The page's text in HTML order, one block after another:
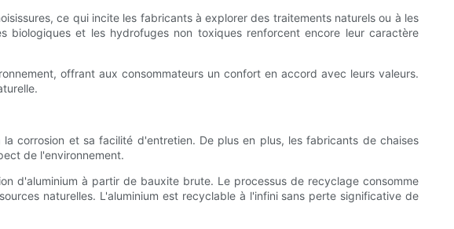
ce qui incite les fabricants à explorer des traitements naturels ou à les
biologiques et les hydrofuges non toxiques renforcent encore leur caractère
offrant aux consommateurs un confort en accord avec leurs valeurs.
corrosion et sa facilité d'entretien. De plus en plus, les fabricants de chaises
de l'environnement.
d'aluminium à partir de bauxite brute. Le processus de recyclage consomme
naturelles. L'aluminium est recyclable à l'infini sans perte significative de